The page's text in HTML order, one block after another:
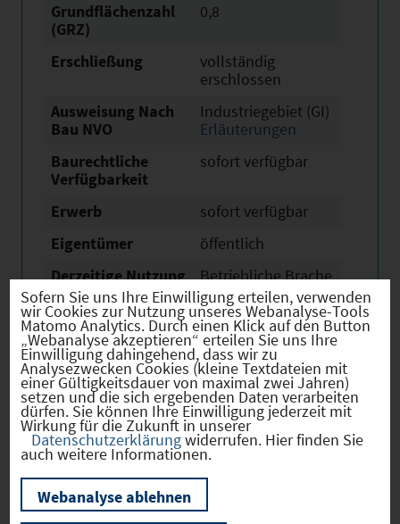
Grundflächen­zahl
(GRZ)
0,8
Erschließung
vollständig
erschlossen
Ausweisung Nach
Bau NVO
Industriegebiet (GI)
Erläuterungen
Baurechtliche
Verfügbarkeit
sofort verfügbar
Erwerb
sofort verfügbar
Eigentümer
öffentlich
Derzeitige Nutzung
Betriebliche Brache
Verkehr
Infrastruktur
Sofern Sie uns Ihre Einwilligung erteilen, verwenden
wir Cookies zur Nutzung unseres Webanalyse-Tools
Matomo Analytics. Durch einen Klick auf den Button
„Webanalyse akzeptieren“ erteilen Sie uns Ihre
Einwilligung dahingehend, dass wir zu
Analysezwecken Cookies (kleine Textdateien mit
einer Gültigkeitsdauer von maximal zwei Jahren)
setzen und die sich ergebenden Daten verarbeiten
dürfen. Sie können Ihre Einwilligung jederzeit mit
Wirkung für die Zukunft in unserer
Datenschutzerklärungwiderrufen. Hier finden Sie
auch weitere Informationen.
Webanalyse ablehnen